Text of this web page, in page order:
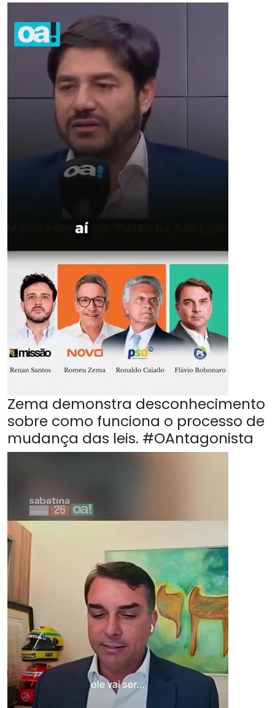
Zema demonstra desconhecimento
sobre como funciona o processo de
mudança das leis. #OAntagonista